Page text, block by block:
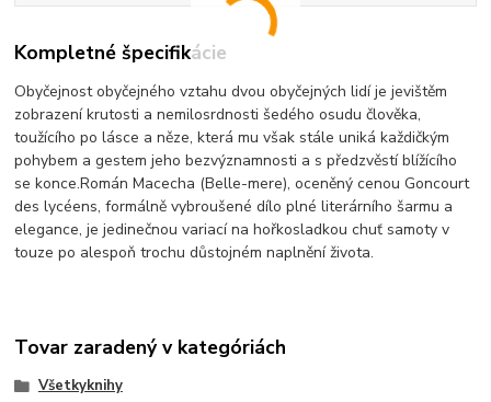
Kompletné špecifikácie
Obyčejnost obyčejného vztahu dvou obyčejných lidí je jevištěm
zobrazení krutosti a nemilosrdnosti šedého osudu člověka,
toužícího po lásce a něze, která mu však stále uniká každičkým
pohybem a gestem jeho bezvýznamnosti a s předzvěstí blížícího
se konce.Román Macecha (Belle-mere), oceněný cenou Goncourt
des lycéens, formálně vybroušené dílo plné literárního šarmu a
elegance, je jedinečnou variací na hořkosladkou chuť samoty v
touze po alespoň trochu důstojném naplnění života.
Tovar zaradený v kategóriách
Všetkyknihy